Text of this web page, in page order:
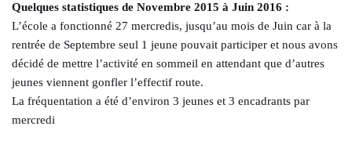
Quelques statistiques de Novembre 2015 à Juin 2016 :
L’école a fonctionné 27 mercredis, jusqu’au mois de Juin car à la
rentrée de Septembre seul 1 jeune pouvait participer et nous avons
décidé de mettre l’activité en sommeil en attendant que d’autres
jeunes viennent gonfler l’effectif route.
La fréquentation a été d’environ 3 jeunes et 3 encadrants par
mercredi